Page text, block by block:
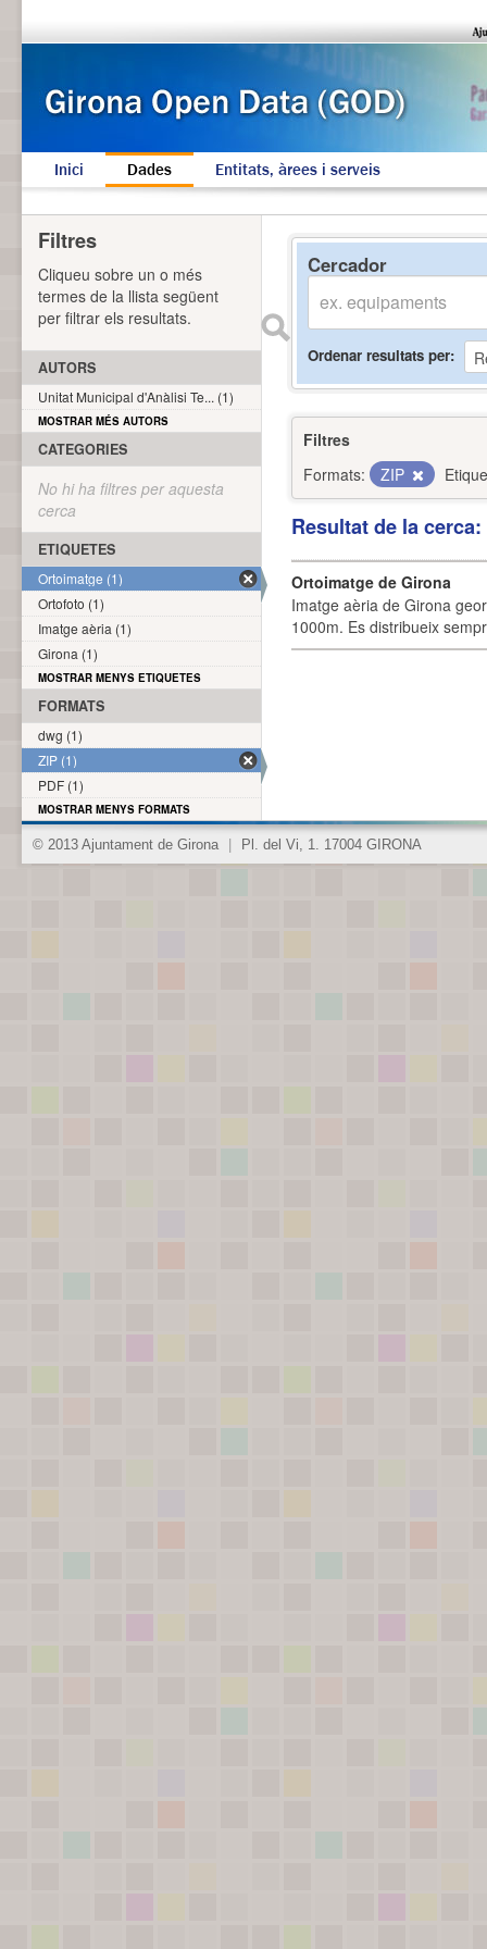
Inici Dades Entitats, àrees i serveis
Cercador
Ordenar resultats per
Filtres
Formats:
ZIP
Resultat de la
Ortoimatge de Girona
Imatge aèria de Girona
1000m. Es distribueix
Filtres
Cliqueu sobre un o més
termes de la llista següent
per filtrar els resultats.
AUTORS
Unitat Municipal d'Anàlisi Te... (1)
MOSTRAR MÉS AUTORS
CATEGORIES
No hi ha filtres per aquesta
cerca
ETIQUETES
Ortoimatge (1)
Ortofoto (1)
Imatge aèria (1)
Girona (1)
MOSTRAR MENYS ETIQUETES
FORMATS
dwg (1)
ZIP (1)
PDF (1)
MOSTRAR MENYS FORMATS
© 2013 Ajuntament de Girona Pl. del Vi, 1. 17004 GIRONA